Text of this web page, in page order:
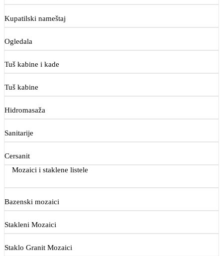
Kupatilski nameštaj
Ogledala
Tuš kabine i kade
Tuš kabine
Hidromasaža
Sanitarije
Cersanit
Mozaici i staklene listele
Bazenski mozaici
Stakleni Mozaici
Staklo Granit Mozaici